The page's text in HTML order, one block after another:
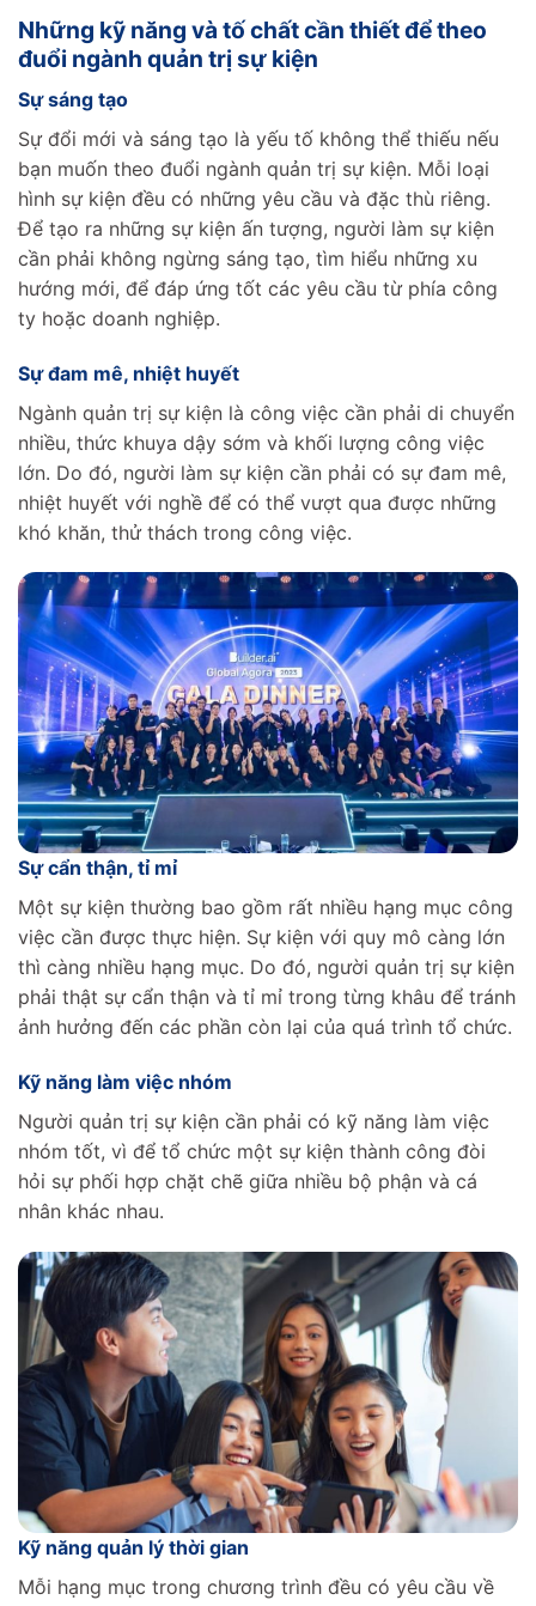
Những kỹ năng và tố chất cần thiết để theo
đuổi ngành quản trị sự kiện
Sự sáng tạo
Sự đổi mới và sáng tạo là yếu tố không thể thiếu nếu
bạn muốn theo đuổi ngành quản trị sự kiện. Mỗi loại
hình sự kiện đều có những yêu cầu và đặc thù riêng.
Để tạo ra những sự kiện ấn tượng, người làm sự kiện
cần phải không ngừng sáng tạo, tìm hiểu những xu
hướng mới, để đáp ứng tốt các yêu cầu từ phía công
ty hoặc doanh nghiệp.
Sự đam mê, nhiệt huyết
Ngành quản trị sự kiện là công việc cần phải di chuyển
nhiều, thức khuya dậy sớm và khối lượng công việc
lớn. Do đó, người làm sự kiện cần phải có sự đam mê,
nhiệt huyết với nghề để có thể vượt qua được những
khó khăn, thử thách trong công việc.
Sự cẩn thận, tỉ mỉ
Một sự kiện thường bao gồm rất nhiều hạng mục công
việc cần được thực hiện. Sự kiện với quy mô càng lớn
thì càng nhiều hạng mục. Do đó, người quản trị sự kiện
phải thật sự cẩn thận và tỉ mỉ trong từng khâu để tránh
ảnh hưởng đến các phần còn lại của quá trình tổ chức.
Kỹ năng làm việc nhóm
Người quản trị sự kiện cần phải có kỹ năng làm việc
nhóm tốt, vì để tổ chức một sự kiện thành công đòi
hỏi sự phối hợp chặt chẽ giữa nhiều bộ phận và cá
nhân khác nhau.
Kỹ năng quản lý thời gian
Mỗi hạng mục trong chương trình đều có yêu cầu về